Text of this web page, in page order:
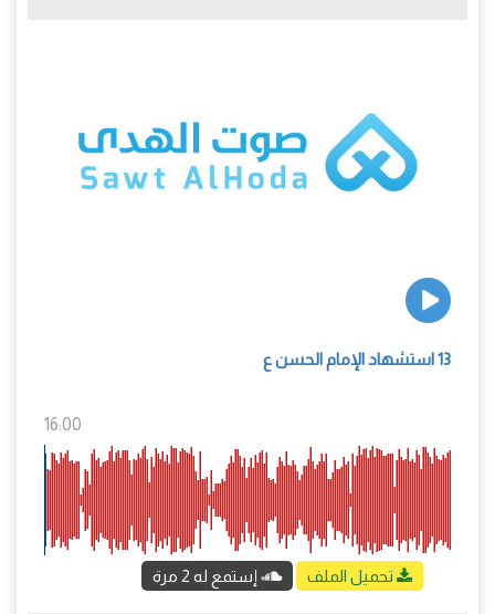
13 استشهاد الإمام الحسن ع
16:00
تحميل الملف إستمع له 2 مرة